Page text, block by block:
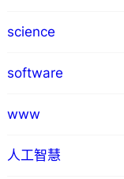
science
software
www
人工智慧